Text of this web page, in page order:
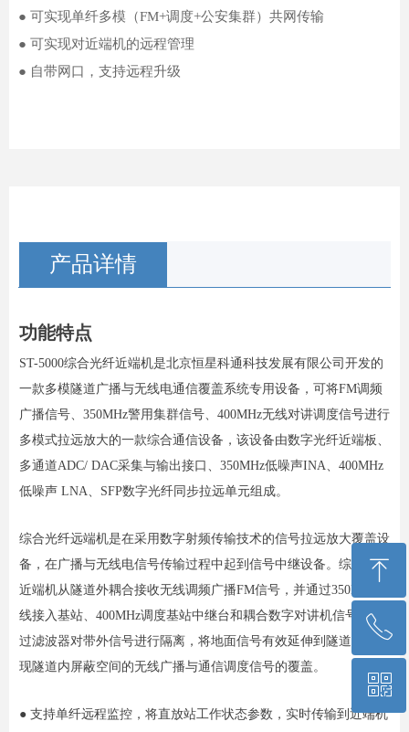
● 可实现单纤多模（FM+调度+公安集群）共网传输
● 可实现对近端机的远程管理
● 自带网口，支持远程升级
产品详情
功能特点
ST-5000综合光纤近端机是北京恒星科通科技发展有限公司开发的
一款多模隧道广播与无线电通信覆盖系统专用设备，可将FM调频
广播信号、350MHz警用集群信号、400MHz无线对讲调度信号进行
多模式拉远放大的一款综合通信设备，该设备由数字光纤近端板、
多通道ADC/ DAC采集与输出接口、350MHz低噪声INA、400MHz
低噪声 LNA、SFP数字光纤同步拉远单元组成。
综合光纤远端机是在采用数字射频传输技术的信号拉远放大覆盖设
备，在广播与无线电信号传输过程中起到信号中继设备。综合光纤
近端机从隧道外耦合接收无线调频广播FM信号，并通过350MHz无
线接入基站、400MHz调度基站中继台和耦合数字对讲机信号，通
过滤波器对带外信号进行隔离，将地面信号有效延伸到隧道内，实
现隧道内屏蔽空间的无线广播与通信调度信号的覆盖。
● 支持单纤远程监控，将直放站工作状态参数，实时传输到近端机
ꁸ
回到顶部
ꂅ
13701099869
ꀥ